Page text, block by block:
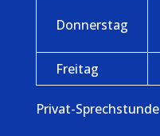
Donnerstag
Freitag
Privat-